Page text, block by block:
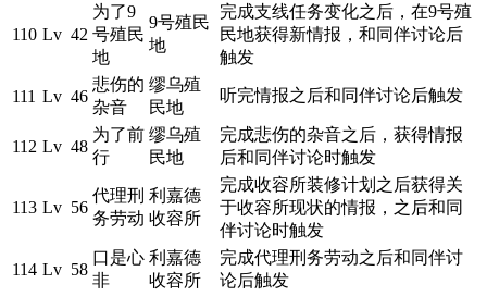
110 Lv 42
为了9
号殖民
地
9号殖民
地
完成支线任务变化之后，在9号殖
民地获得新情报，和同伴讨论后
触发
111 Lv 46
悲伤的
杂音
缪乌殖
民地
听完情报之后和同伴讨论后触发
112 Lv 48
为了前
行
缪乌殖
民地
完成悲伤的杂音之后，获得情报
后和同伴讨论时触发
113 Lv 56
代理刑
务劳动
利嘉德
收容所
完成收容所装修计划之后获得关
于收容所现状的情报，之后和同
伴讨论时触发
114 Lv 58
口是心
非
利嘉德
收容所
完成代理刑务劳动之后和同伴讨
论后触发